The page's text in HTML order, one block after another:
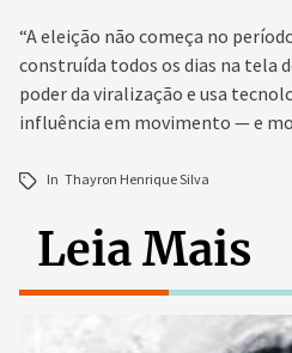
“A eleição não começa no
construída todos os dias na tela
poder da viralização e usa
influência em movimento — e
In Thayron Henrique Silva
Leia Mais